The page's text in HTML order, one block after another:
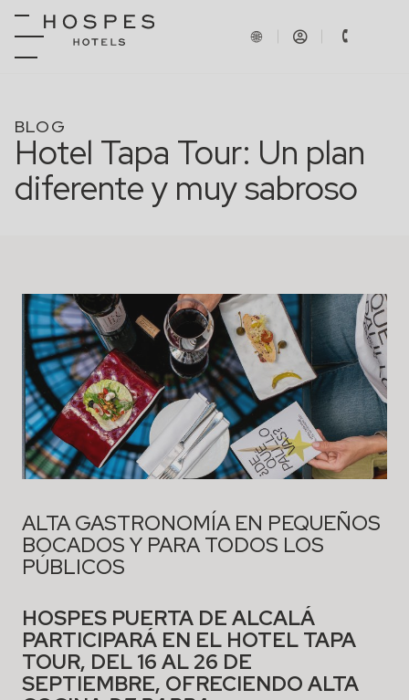
BLOG
Hotel Tapa Tour: Un plan
diferente y muy sabroso
ALTA GASTRONOMÍA EN PEQUEÑOS
BOCADOS Y PARA TODOS LOS
PÚBLICOS
HOSPES PUERTA DE ALCALÁ
PARTICIPARÁ EN EL HOTEL TAPA
TOUR, DEL 16 AL 26 DE
SEPTIEMBRE, OFRECIENDO ALTA